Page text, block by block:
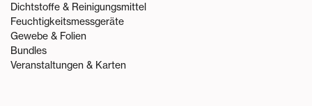
Dichtstoffe & Reinigungsmittel
Feuchtigkeitsmessgeräte
Gewebe & Folien
Bundles
Veranstaltungen & Karten